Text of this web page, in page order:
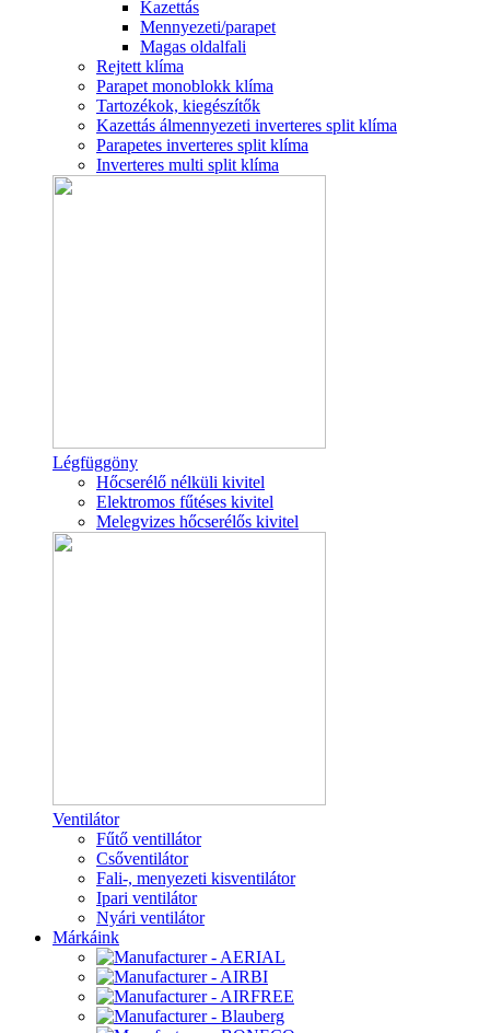
Kazettás
Mennyezeti/parapet
Magas oldalfali
Rejtett klíma
Parapet monoblokk klíma
Tartozékok, kiegészítők
Kazettás álmennyezeti inverteres split klíma
Parapetes inverteres split klíma
Inverteres multi split klíma
Légfüggöny
Hőcserélő nélküli kivitel
Elektromos fűtéses kivitel
Melegvizes hőcserélős kivitel
Ventilátor
Fűtő ventillátor
Csőventilátor
Fali-, menyezeti kisventilátor
Ipari ventilátor
Nyári ventilátor
Márkáink